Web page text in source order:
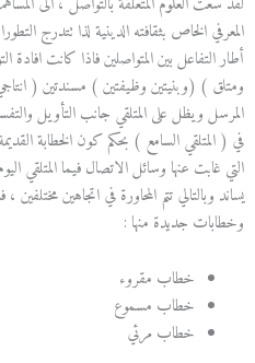
المعرفي الخاص بثقافته الدينية لذا تتدرج
أطار التفاعل بين المتواصلين فاذا كانت
ومتلق ) (وبنيتين وظيفتين ) مسندتين (
في ( المتلقي السامع ) بحكم كون الخطابة
التي غابت عنها وسائل الاتصال فيما
يساند وبالتالي تتم المحاورة في اتجاهين
وخطابات جديدة منها :
خطاب مقروء
خطاب مسموع
خطاب مرئي